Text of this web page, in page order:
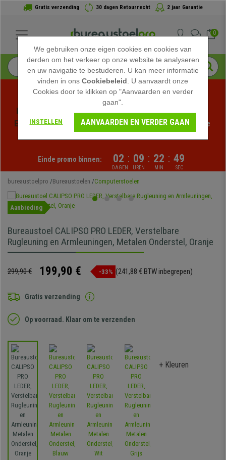
Gratis verzending 30 dagen Retourrecht 2 jaar Garantie
0
Einde promo binnen: 02
DAGEN
: 09
UREN
: 22
MIN
: 49
SEC
Profiteer van de Zomeruitverkoop bij bureaustoelpro!
Exclusieve kortingen voor een beperkte tijd - Bekijk de
bureaustoelpro Bureaustoelen Computerstoelen
Aanbieding
Bureaustoel CALIPSO PRO LEDER, Verstelbare
Rugleuning en Armleuningen, Metalen Onderstel, Oranje
299,90 € 199,90 € -33% (241,88 € BTW inbegrepen)
Gratis verzending
Op voorraad. Klaar om te verzenden
+ Kleuren
We gebruiken onze eigen cookies en cookies van
derden om het verkeer op onze website te analyseren
en uw navigatie te bestuderen. U kan meer informatie
vinden in onsCookiebeleid . U aanvaardt onze
Cookies door te klikken op "Aanvaarden en verder
gaan".
INSTELLEN AANVAARDEN EN VERDER GAAN